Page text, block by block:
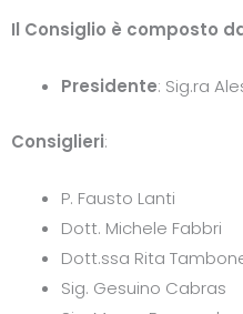
Il Consiglio è composto
Presidente: Sig.ra
Consiglieri:
P. Fausto Lanti
Dott. Michele Fabbri
Dott.ssa Rita
Sig. Gesuino Cabras